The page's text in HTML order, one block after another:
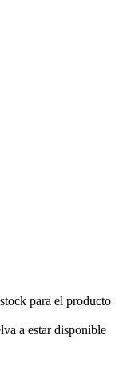
para el producto
a estar disponible